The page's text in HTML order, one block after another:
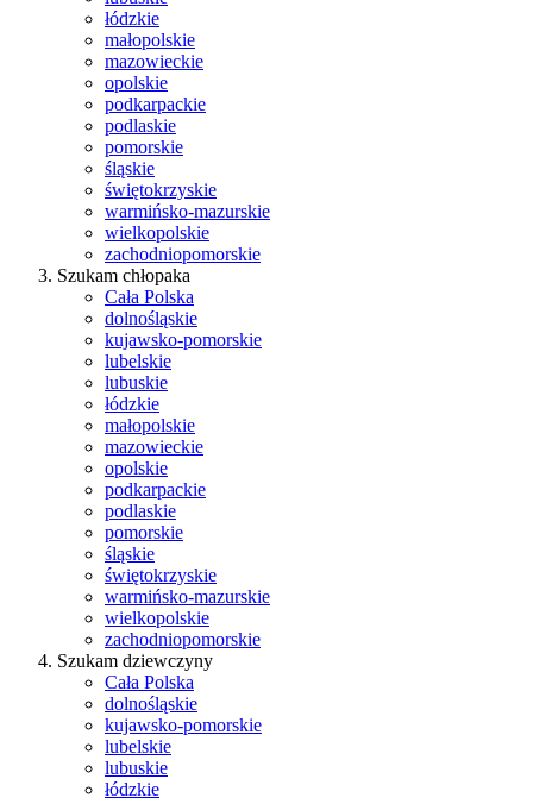
łódzkie
małopolskie
mazowieckie
opolskie
podkarpackie
podlaskie
pomorskie
śląskie
świętokrzyskie
warmińsko-mazurskie
wielkopolskie
zachodniopomorskie
Szukam chłopaka
Cała Polska
dolnośląskie
kujawsko-pomorskie
lubelskie
lubuskie
łódzkie
małopolskie
mazowieckie
opolskie
podkarpackie
podlaskie
pomorskie
śląskie
świętokrzyskie
warmińsko-mazurskie
wielkopolskie
zachodniopomorskie
Szukam dziewczyny
Cała Polska
dolnośląskie
kujawsko-pomorskie
lubelskie
lubuskie
łódzkie